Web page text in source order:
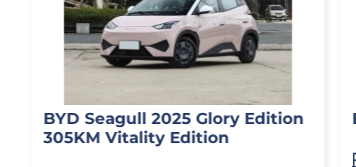
BYD Seagull 2025 Glory Edition
305KM Vitality Edition